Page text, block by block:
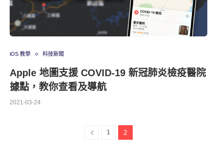
iOS 教學 科技新聞
Apple 地圖支援 COVID-19 新冠肺炎檢疫醫院
據點，教你查看及導航
2021-03-24
1 2